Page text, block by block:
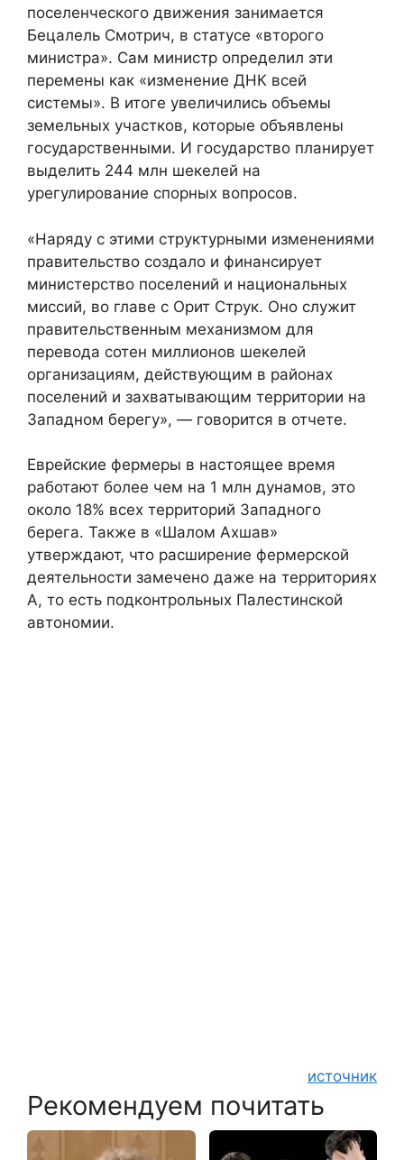
поселенческого движения занимается
Бецалель Смотрич, в статусе «второго
министра». Сам министр определил эти
перемены как «изменение ДНК всей
системы». В итоге увеличились объемы
земельных участков, которые объявлены
государственными. И государство планирует
выделить 244 млн шекелей на
урегулирование спорных вопросов.
«Наряду с этими структурными изменениями
правительство создало и финансирует
министерство поселений и национальных
миссий, во главе с Орит Струк. Оно служит
правительственным механизмом для
перевода сотен миллионов шекелей
организациям, действующим в районах
поселений и захватывающим территории на
Западном берегу», — говорится в отчете.
Еврейские фермеры в настоящее время
работают более чем на 1 млн дунамов, это
около 18% всех территорий Западного
берега. Также в «Шалом Ахшав»
утверждают, что расширение фермерской
деятельности замечено даже на территориях
А, то есть подконтрольных Палестинской
автономии.
источник
Рекомендуем почитать